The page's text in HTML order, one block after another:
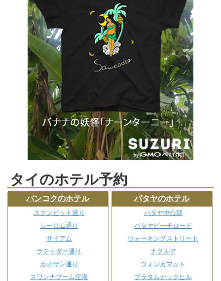
タイのホテル予約
バンコクのホテル
スクンビット通り
シーロム通り
サイアム
ラチャダー通り
カオサン通り
スワンナプーム空港
パタヤのホテル
パタヤ中心部
パタヤビーチロード
ウォーキングストリート
ナクルア
ウォンガマット
プラタムナックヒル